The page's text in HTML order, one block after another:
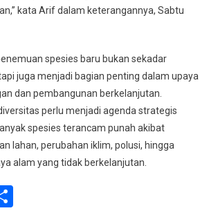
kata Arif dalam keterangannya, Sabtu
spesies baru bukan sekadar
juga menjadi bagian penting dalam upaya
dan pembangunan berkelanjutan.
perlu menjadi agenda strategis
spesies terancam punah akibat
lahan, perubahan iklim, polusi, hingga
alam yang tidak berkelanjutan.
Share